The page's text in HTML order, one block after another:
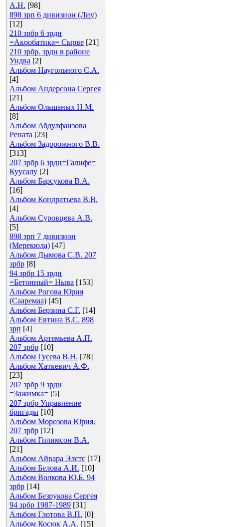
А.Н. [98]
898 зрп 6 дивизион (Лиу)
[12]
210 зрбр 6 зрдн
=Акробатика= Сырве [21]
210 зрбр. зрдн в районе
Ундва [2]
Альбом Наугольного С.А.
[4]
Альбом Андерсона Сергея
[21]
Альбом Ольшаных Н.М.
[8]
Альбом Абдулфаизова
Рената [23]
Альбом Задорожного В.В.
[313]
207 зрбр 6 зрдн=Галифе=
Куусалу [2]
Альбом Барсукова В.А.
[16]
Альбом Кондратьева В.В.
[4]
Альбом Суровцева А.В.
[5]
898 зрп 7 дивизион
(Мерекюла) [47]
Альбом Дымова С.В. 207
зрбр [8]
94 зрбр 15 зрдн
=Бетонный= Ныва [153]
Альбом Рогова Юрия
(Сааремаа) [45]
Альбом Берзина С.Г. [14]
Альбом Евтина В.С. 898
зрп [4]
Альбом Артемьева А.П.
207 зрбр [10]
Альбом Гусева В.Н. [78]
Альбом Хаткевич А.Ф.
[23]
207 зрбр 9 зрдн
=Зажимка= [5]
207 зрбр Управление
бригады [10]
Альбом Морозова Юрия.
207 зрбр [12]
Альбом Гилимсон В.А.
[21]
Альбом Айвара Элстс [17]
Альбом Белова А.И. [10]
Альбом Волкова Ю.Б. 94
зрбр [14]
Альбом Безрукова Сергея
94 зрбр 1987-1989 [31]
Альбом Глотова В.П. [0]
Альбом Косюк А.А. [15]